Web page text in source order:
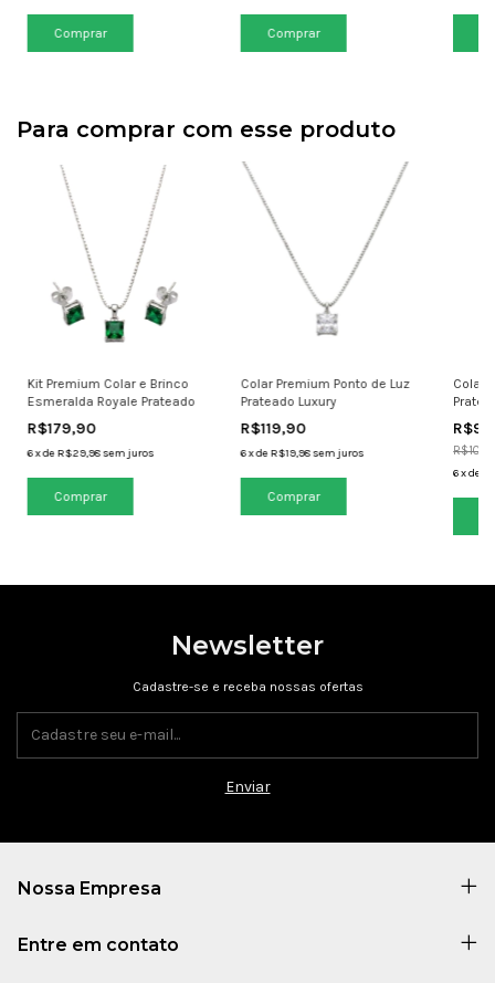
Para comprar com esse produto
Kit Premium Colar e Brinco
Esmeralda Royale Prateado
R$179,90
6xdeR$29,98sem juros
Colar Premium Ponto de Luz
Prateado Luxury
R$119,90
6xdeR$19,98 sem juros
Colar
6xde
Newsletter
Cadastre-se e receba nossas ofertas
Nossa Empresa
Entre em contato